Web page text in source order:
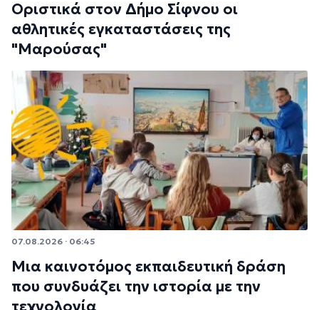
Οριστικά στον Δήμο Σίφνου οι
αθλητικές εγκαταστάσεις της
"Μαρούσας"
07.08.2026 · 06:45
Μια καινοτόμος εκπαιδευτική δράση
που συνδυάζει την ιστορία με την
τεχνολογία